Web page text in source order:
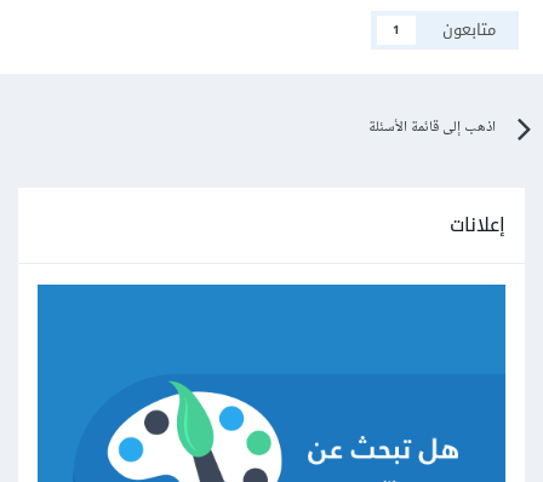
متابعون
1
اذهب إلى قائمة الأسئلة
إعلانات